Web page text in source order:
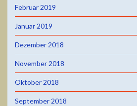
Februar 2019
Januar 2019
Dezember 2018
November 2018
Oktober 2018
September 2018